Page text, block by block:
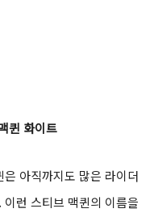
퀸 화이트
아직까지도 많은 라이더
런 스티브 맥퀸의 이름을